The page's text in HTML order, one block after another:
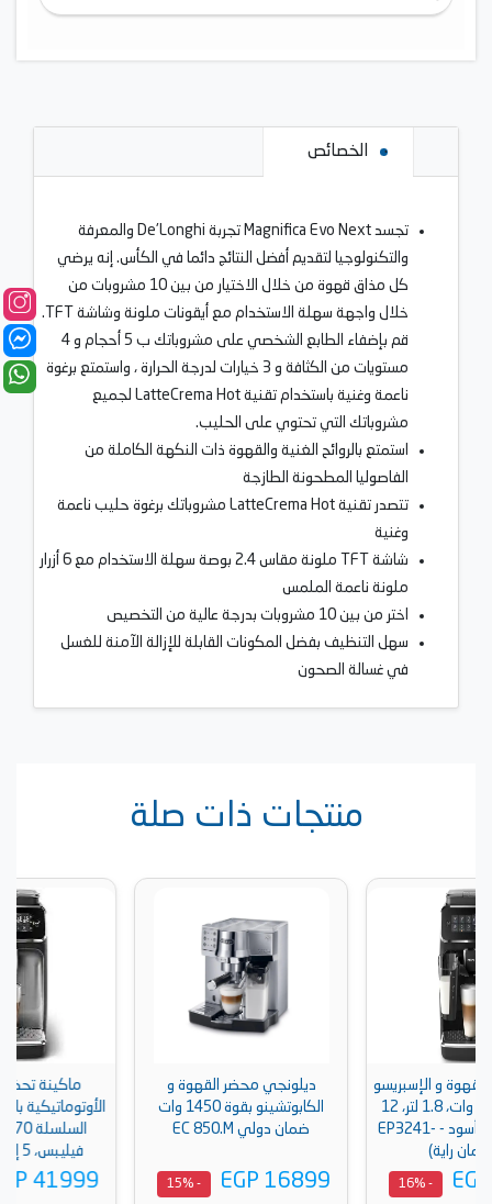
الخصائص
تجسد Magnifica Evo Next تجربة De'Longhi والمعرفة
والتكنولوجيا لتقديم أفضل النتائج دائما في الكأس. إنه يرضي
كل مذاق قهوة من خلال الاختيار من بين 10 مشروبات من
خلال واجهة سهلة الاستخدام مع أيقونات ملونة وشاشة TFT.
قم بإضفاء الطابع الشخصي على مشروباتك ب 5 أحجام و 4
مستويات من الكثافة و 3 خيارات لدرجة الحرارة ، واستمتع برغوة
ناعمة وغنية باستخدام تقنية LatteCrema Hot لجميع
مشروباتك التي تحتوي على الحليب.
استمتع بالروائح الغنية والقهوة ذات النكهة الكاملة من
الفاصوليا المطحونة الطازجة
تتصدر تقنية LatteCrema Hot مشروباتك برغوة حليب ناعمة
وغنية
شاشة TFT ملونة مقاس 2.4 بوصة سهلة الاستخدام مع 6 أزرار
ملونة ناعمة الملمس
اختر من بين 10 مشروبات بدرجة عالية من التخصيص
سهل التنظيف بفضل المكونات القابلة للإزالة الآمنة للغسل
في غسالة الصحون
منتجات ذات صلة
ديلونجي محضر القهوة و
الكابوتشينو بقوة 1450 وات
ضمان دولي EC 850.M
EGP 16899
- 15%
ماكينة تحضير الإسبريسو
الأوتوماتيكية بالكامل، 3200 من
السلسلة EP3246/70 من
فيليبس، 5 إعدادات قهوة
متخصصة، نظام لبن لاتيه جو،
فضي / أسود - EP3246/70
EGP 41999
- 15%